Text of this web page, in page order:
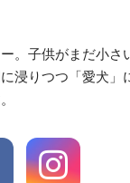
。子供がまだ小さ
浸りつつ「愛犬」